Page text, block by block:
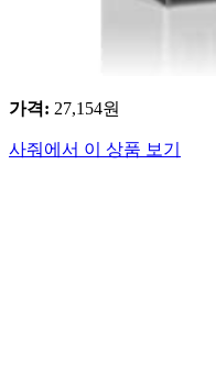
가격: 27,154원
사줘에서 이 상품 보기